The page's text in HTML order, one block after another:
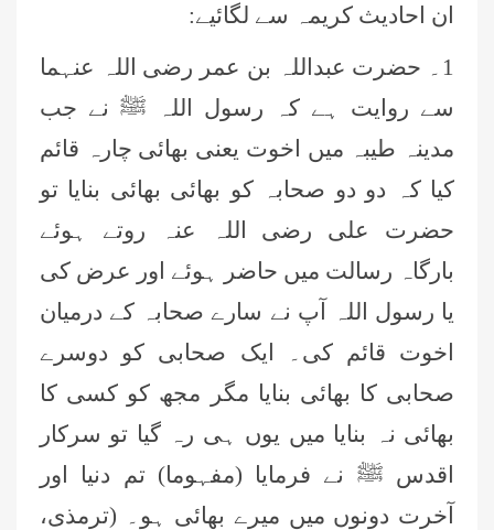
ان احادیث کریمہ سے لگائیے:
1۔ حضرت عبداللہ بن عمر رضی اللہ عنہما
سے روایت ہے کہ رسول اللہ ﷺ نے جب
مدینہ طیبہ میں اخوت یعنی بھائی چارہ قائم
کیا کہ دو دو صحابہ کو بھائی بھائی بنایا تو
حضرت علی رضی اللہ عنہ روتے ہوئے
بارگاہ رسالت میں حاضر ہوئے اور عرض کی
یا رسول اللہ آپ نے سارے صحابہ کے درمیان
اخوت قائم کی۔ ایک صحابی کو دوسرے
صحابی کا بھائی بنایا مگر مجھ کو کسی کا
بھائی نہ بنایا میں یوں ہی رہ گیا تو سرکار
اقدس ﷺ نے فرمایا (مفہوما) تم دنیا اور
آخرت دونوں میں میرے بھائی ہو۔ (ترمذی،